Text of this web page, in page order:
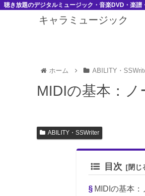
聴き放題のデジタルミュージック・音楽DVD・楽譜
キャラミュージック
ホーム ABILITY・
MIDIの基本：
ABILITY・SSWriter
目次
MIDIの基本